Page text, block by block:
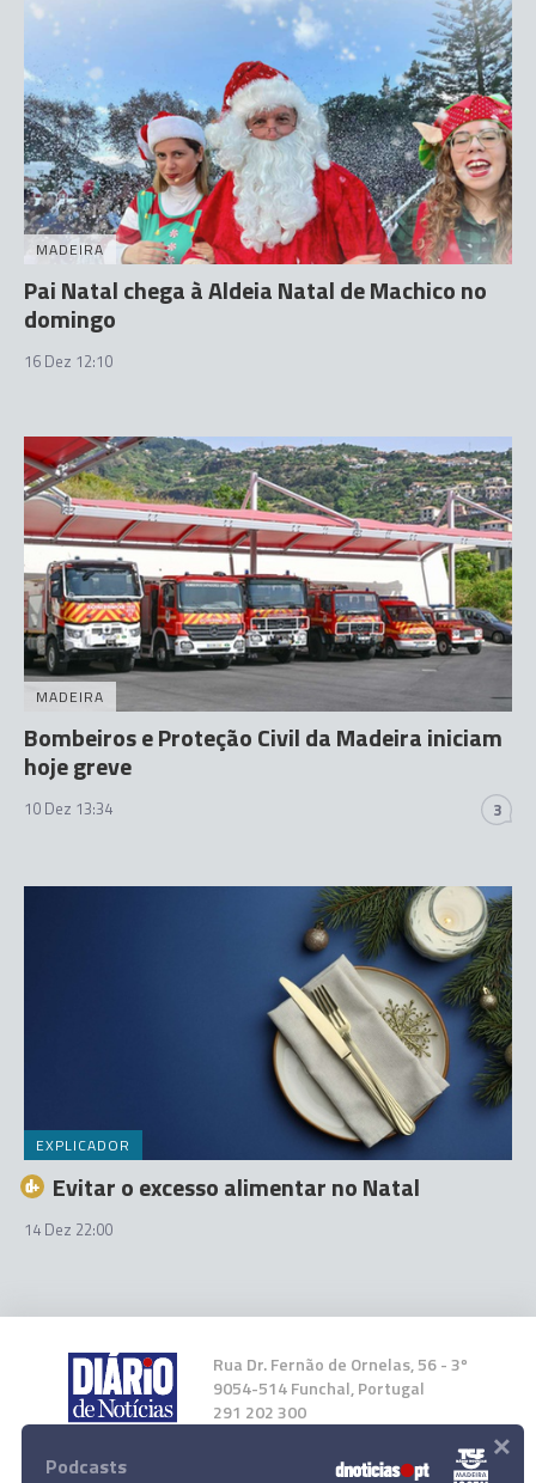
MADEIRA
Pai Natal chega à Aldeia Natal de Machico no
domingo
16 Dez 12:10
MADEIRA
Bombeiros e Proteção Civil da Madeira iniciam
hoje greve
10 Dez 13:34 3
EXPLICADOR
Evitar o excesso alimentar no Natal
14 Dez 22:00
Rua Dr. Fernão de Ornelas, 56 - 3º
9054-514 Funchal, Portugal
291 202 300
Instale a nossa App
Podcasts ×